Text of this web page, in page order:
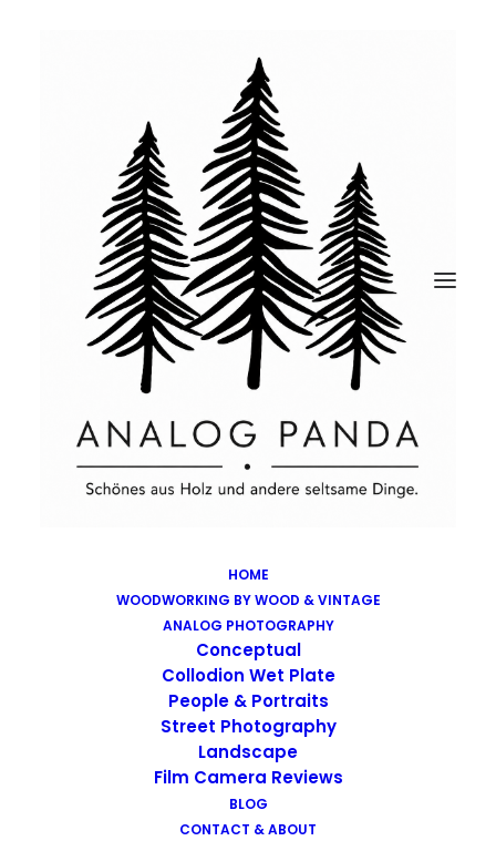
HOME
WOODWORKING BY WOOD & VINTAGE
ANALOG PHOTOGRAPHY
Conceptual
Collodion Wet Plate
People & Portraits
Street Photography
Landscape
Film Camera Reviews
BLOG
CONTACT & ABOUT
Images tagged "rural-decay"
Images tagged "rural-decay"